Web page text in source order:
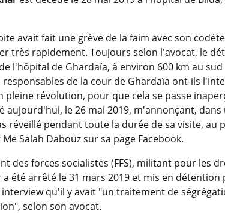
avait fait une grève de la faim avec son
très rapidement. Toujours selon l'avocat, le
l'hôpital de Ghardaïa, à environ 600 km au
responsables de la cour de Ghardaïa ont-ils
pleine révolution, pour que cela se passe
aujourd'hui, le 26 mai 2019, m'annonçant,
réveillé pendant toute la durée de sa visite, au
Salah Dabouz sur sa page Facebook.
des forces socialistes (FFS), militant pour les
a été arrêté le 31 mars 2019 et mis en
qu'il y avait "un traitement de
selon son avocat.